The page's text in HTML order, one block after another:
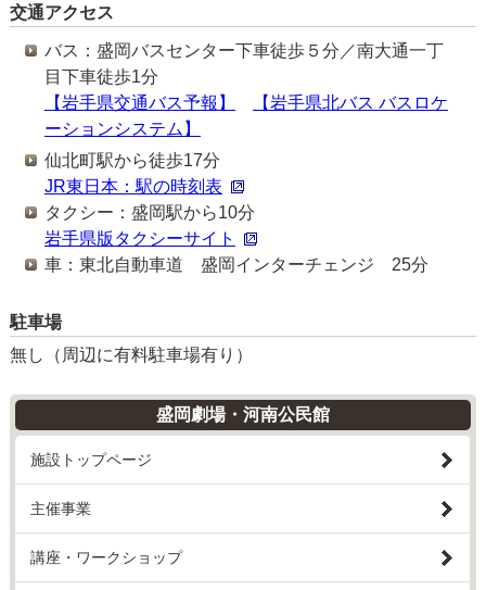
交通アクセス
バス：盛岡バスセンター下車徒歩５分／南大通一丁
目下車徒歩1分
【岩手県交通バス予報】
【岩手県北バス バスロケ
ーションシステム】
仙北町駅から徒歩17分
JR東日本：駅の時刻表
タクシー：盛岡駅から10分
岩手県版タクシーサイト
車：東北自動車道 盛岡インターチェンジ 25分
駐車場
無し（周辺に有料駐車場有り）
盛岡劇場・河南公民館
施設トップページ
主催事業
講座・ワークショップ